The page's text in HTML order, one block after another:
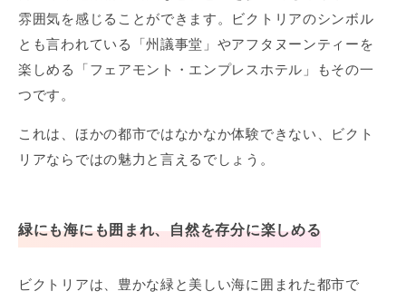
雰囲気を感じることができます。ビクトリアのシンボル
とも言われている「州議事堂」やアフタヌーンティーを
楽しめる「フェアモント・エンプレスホテル」もその一
つです。
これは、ほかの都市ではなかなか体験できない、ビクト
リアならではの魅力と言えるでしょう。
緑にも海にも囲まれ、自然を存分に楽しめる
ビクトリアは、豊かな緑と美しい海に囲まれた都市で